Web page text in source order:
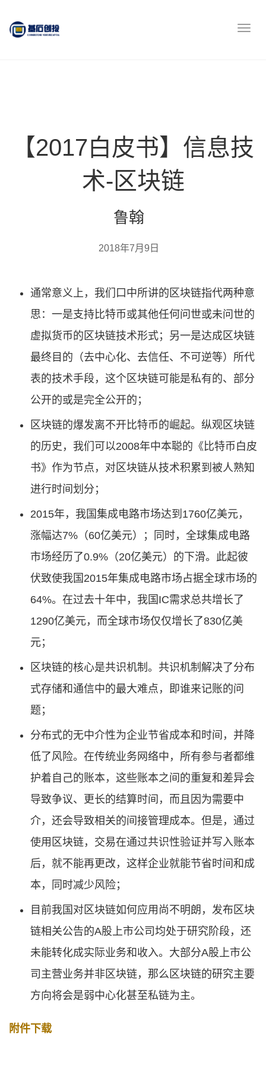
【2017白皮书】信息技
术-区块链
鲁翰
2018年7月9日
通常意义上，我们口中所讲的区块链指代两种意
思：一是支持比特币或其他任何问世或未问世的
虚拟货币的区块链技术形式；另一是达成区块链
最终目的（去中心化、去信任、不可逆等）所代
表的技术手段，这个区块链可能是私有的、部分
公开的或是完全公开的；
区块链的爆发离不开比特币的崛起。纵观区块链
的历史，我们可以2008年中本聪的《比特币白皮
书》作为节点，对区块链从技术积累到被人熟知
进行时间划分；
2015年，我国集成电路市场达到1760亿美元，
涨幅达7%（60亿美元）；同时，全球集成电路
市场经历了0.9%（20亿美元）的下滑。此起彼
伏致使我国2015年集成电路市场占据全球市场的
64%。在过去十年中，我国IC需求总共增长了
1290亿美元，而全球市场仅仅增长了830亿美
元；
区块链的核心是共识机制。共识机制解决了分布
式存储和通信中的最大难点，即谁来记账的问
题；
分布式的无中介性为企业节省成本和时间，并降
低了风险。在传统业务网络中，所有参与者都维
护着自己的账本，这些账本之间的重复和差异会
导致争议、更长的结算时间，而且因为需要中
介，还会导致相关的间接管理成本。但是，通过
使用区块链，交易在通过共识性验证并写入账本
后，就不能再更改，这样企业就能节省时间和成
本，同时减少风险；
目前我国对区块链如何应用尚不明朗，发布区块
链相关公告的A股上市公司均处于研究阶段，还
未能转化成实际业务和收入。大部分A股上市公
司主营业务并非区块链，那么区块链的研究主要
方向将会是弱中心化甚至私链为主。
附件下载